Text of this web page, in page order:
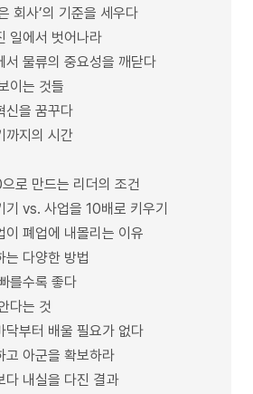
회사’의 기준을 세우다
일에서 벗어나라
물류의 중요성을 깨닫다
이는 것들
신을 꿈꾸다
까지의 시간
로 만드는 리더의 조건
vs. 사업을 10배로 키우기
폐업에 내몰리는 이유
다양한 방법
를수록 좋다
다는 것
부터 배울 필요가 없다
고 아군을 확보하라
다 내실을 다진 결과